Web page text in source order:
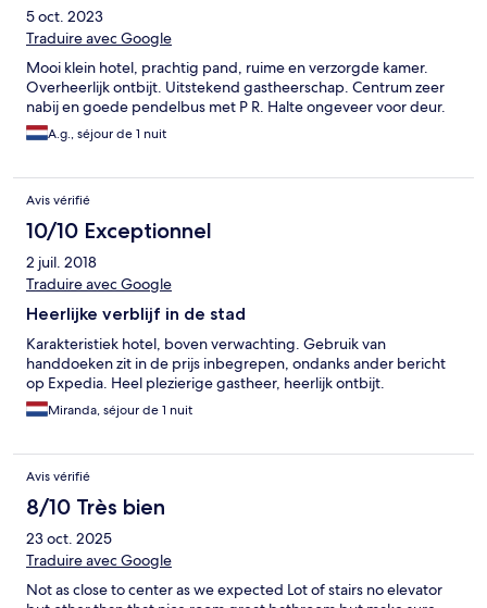
5 oct. 2023
Traduire avec Google
Mooi klein hotel, prachtig pand, ruime en verzorgde kamer.
Overheerlijk ontbijt. Uitstekend gastheerschap. Centrum zeer
nabij en goede pendelbus met P R. Halte ongeveer voor deur.
A.g., séjour de 1 nuit
Avis vérifié
10/10 Exceptionnel
2 juil. 2018
Traduire avec Google
Heerlijke verblijf in de stad
Karakteristiek hotel, boven verwachting. Gebruik van
handdoeken zit in de prijs inbegrepen, ondanks ander bericht
op Expedia. Heel plezierige gastheer, heerlijk ontbijt.
Miranda, séjour de 1 nuit
Avis vérifié
8/10 Très bien
23 oct. 2025
Traduire avec Google
Not as close to center as we expected Lot of stairs no elevator